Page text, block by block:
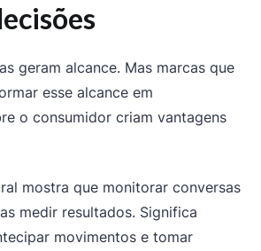
geram alcance. Mas marcas que
esse alcance em
o consumidor criam vantagens
mostra que monitorar conversas
medir resultados. Significa
movimentos e tomar